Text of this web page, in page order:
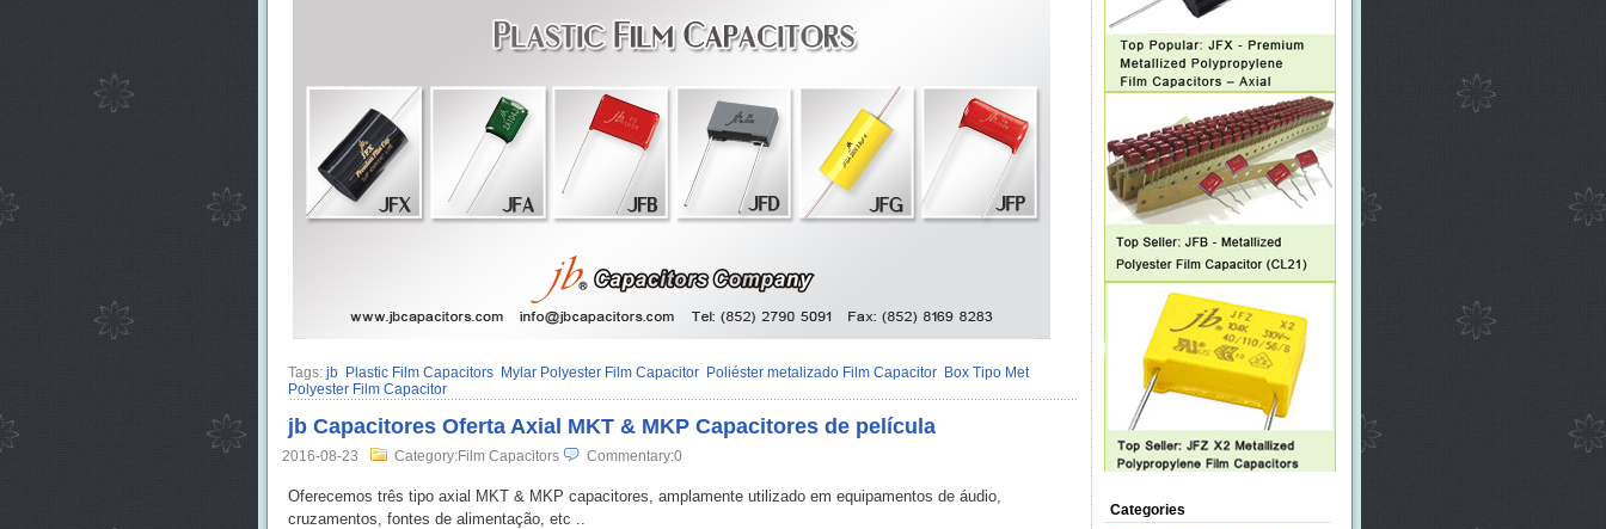
Tags: jb Plastic Film Capacitors Mylar Polyester Film Capacitor Poliéster metalizado Film Capacitor
Box Tipo Met
Polyester Film Capacitor
jb Capacitores Oferta Axial MKT & MKP Capacitores de película
2016-08-23 Category:Film Capacitors Commentary:0
Oferecemos três tipo axial MKT & MKP capacitores, amplamente utilizado em equipamentos de áudio,
cruzamentos, fontes de alimentação, etc ..
Categories